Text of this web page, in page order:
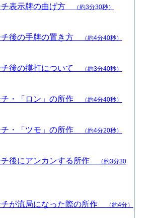
チ表示牌の曲げ方 （約3分30秒）
チ後の手牌の置き方 （約4分40秒）
チ後の摸打について （約3分40秒）
チ・「ロン」の所作 （約4分40秒）
チ・「ツモ」の所作 （約4分20秒）
チ後にアンカンする所作
（約3分30
チが流局になった際の所作 （約4分）